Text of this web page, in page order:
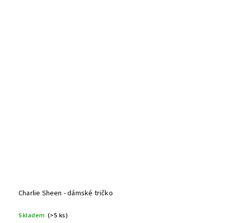
Charlie Sheen - dámské tričko
Skladem (>5 ks)